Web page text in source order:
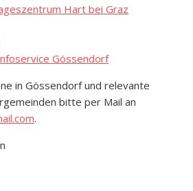
Hart bei Graz
Gössendorf
in Gössendorf und relevante
bitte per Mail an
.